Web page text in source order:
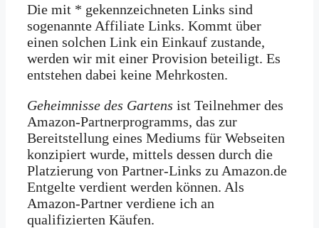
Die mit * gekennzeichneten Links sind
sogenannte Affiliate Links. Kommt über
einen solchen Link ein Einkauf zustande,
werden wir mit­ einer Provision beteiligt. Es
entstehen dabei keine Mehrkosten.
Geheimnisse des Gartens ist Teilnehmer des
Amazon-Partnerprogramms, das zur
Bereitstellung eines Mediums für Webseiten
konzipiert wurde, mittels dessen durch die
Platzierung von Partner-Links zu Amazon.de
Entgelte verdient werden können. Als
Amazon-Partner verdiene ich an
qualifizierten Käufen.